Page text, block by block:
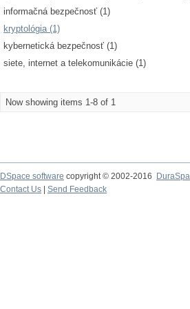
informačná bezpečnosť (1)
kryptológia (1)
kybernetická bezpečnosť (1)
siete, internet a telekomunikácie (1)
Now showing items 1-8 of 1
DSpace software copyright © 2002-2016
Contact Us
Send Feedback